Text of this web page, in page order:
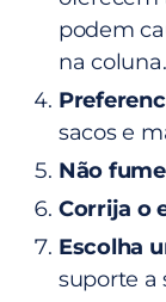
podem
na coluna.
sacos e
Não fume
Corrija o
Escolha
suporte a